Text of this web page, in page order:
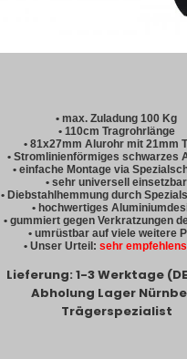
• max. Zuladung 100 Kg
• 110cm Tragrohrlänge
• 81x27mm Alurohr mit 21mm
• Stromlinienförmiges schwarzes
• einfache Montage via
• sehr universell einsetzbar
• Diebstahlhemmung durch
• hochwertiges
• gummiert gegen Verkratzungen
• umrüstbar auf viele weitere
• Unser Urteil: sehr
Lieferung: 1-3 Werktage
Abholung Lager
Trägerspezialist